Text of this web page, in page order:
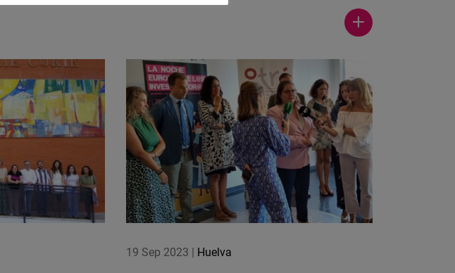
Ver
19 Sep 2023 Huelva